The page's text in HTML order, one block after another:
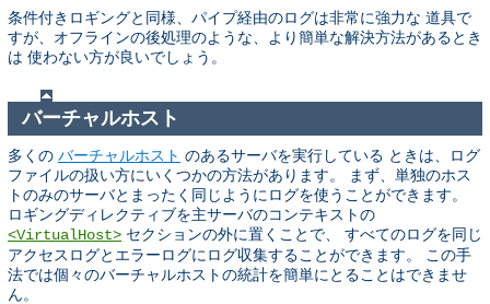
条件付きロギングと同様、パイプ経由のログは非常に強力な 道具で
すが、オフラインの後処理のような、より簡単な解決方法があるとき
は 使わない方が良いでしょう。
バーチャルホスト
多くの バーチャルホスト のあるサーバを実行している ときは、ログ
ファイルの扱い方にいくつかの方法があります。 まず、単独のホス
トのみのサーバとまったく同じようにログを使うことができます。
ロギングディレクティブを主サーバのコンテキストの
<VirtualHost> セクションの外に置くことで、 すべてのログを同じ
アクセスログとエラーログにログ収集することができます。 この手
法では個々のバーチャルホストの統計を簡単にとることはできませ
ん。